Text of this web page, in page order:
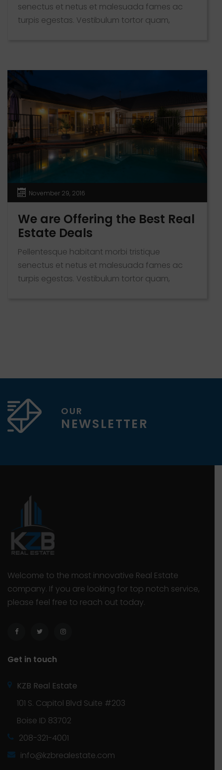
senectus et netus et malesuada fames ac
turpis egestas. Vestibulum tortor quam,
placerat eleifend leo.
November 29, 2016
We are Offering the Best Real
Estate Deals
Pellentesque habitant morbi tristique
senectus et netus et malesuada fames ac
turpis egestas. Vestibulum tortor quam,
OUR
NEWSLETTER
Welcome to the most innovative Real Estate
company. If you are looking for top notch service,
please feel free to reach out today.
Get in touch
KZB Real Estate
101 S. Capitol Blvd Suite #203
Boise ID 83702
208-321-4001
info@kzbrealestate.com